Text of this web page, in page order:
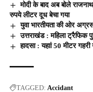
मोदी के बाद अब बोले
रुपये लीटर दूध बेचा गया
युवा भारतीयता की ओर
उत्तराखंड : महिला ट्रैफिक
हादसा : यहाां 50 मीटर
TAGGED: Accidant